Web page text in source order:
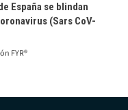
España se blindan
(Sars CoV-
FYR®